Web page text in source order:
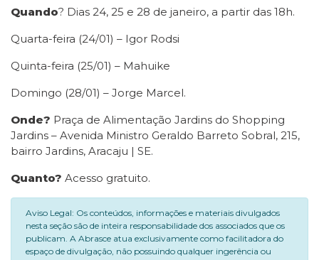
Quando? Dias 24, 25 e 28 de janeiro, a partir das 18h.
Quarta-feira (24/01) – Igor Rodsi
Quinta-feira (25/01) – Mahuike
Domingo (28/01) – Jorge Marcel.
Onde? Praça de Alimentação Jardins do Shopping
Jardins – Avenida Ministro Geraldo Barreto Sobral, 215,
bairro Jardins, Aracaju | SE.
Quanto? Acesso gratuito.
Aviso Legal: Os conteúdos, informações e materiais divulgados
nesta seção são de inteira responsabilidade dos associados que os
publicam. A Abrasce atua exclusivamente como facilitadora do
espaço de divulgação, não possuindo qualquer ingerência ou